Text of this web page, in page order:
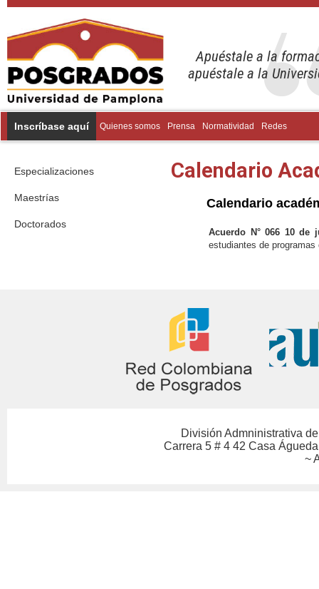
Apuéstale a la
apuéstale a la
Inscríbase aquí Quienes somos Prensa Normatividad Redes
Especializaciones
Maestrías
Doctorados
Calendario
Calendario
Acuerdo N° 066 10 de
estudiantes de
División Admninistrativa
Carrera 5 # 4 42 Casa
~